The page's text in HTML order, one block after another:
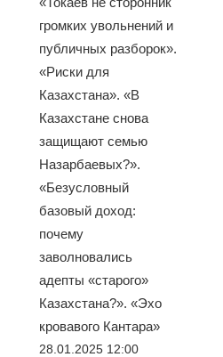
громких увольнений и
публичных разборок».
«Риски для
Казахстана». «В
Казахстане снова
защищают семью
Назарбаевых?».
«Безусловный
базовый доход:
почему
заволновались
адепты «старого»
Казахстана?». «Эхо
кровавого Кантара»
28.01.2025 12:00